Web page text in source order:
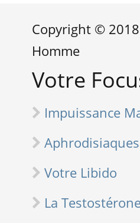
Copyright © 2018
Homme
Votre
Impuissance
Votre Libido
La